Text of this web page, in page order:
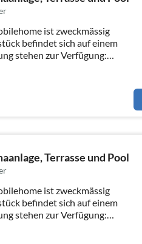
ist zweckmässig
befindet sich auf einem
stehen zur Verfügung:
Terrasse und Pool
ist zweckmässig
befindet sich auf einem
stehen zur Verfügung: